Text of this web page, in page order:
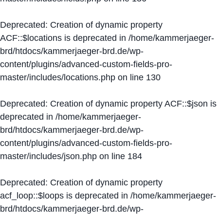
Deprecated: Creation of dynamic property
ACF::$locations is deprecated in /home/kammerjaeger-
brd/htdocs/kammerjaeger-brd.de/wp-
content/plugins/advanced-custom-fields-pro-
master/includes/locations.php on line 130
Deprecated: Creation of dynamic property ACF::$json is
deprecated in /home/kammerjaeger-
brd/htdocs/kammerjaeger-brd.de/wp-
content/plugins/advanced-custom-fields-pro-
master/includes/json.php on line 184
Deprecated: Creation of dynamic property
acf_loop::$loops is deprecated in /home/kammerjaeger-
brd/htdocs/kammerjaeger-brd.de/wp-